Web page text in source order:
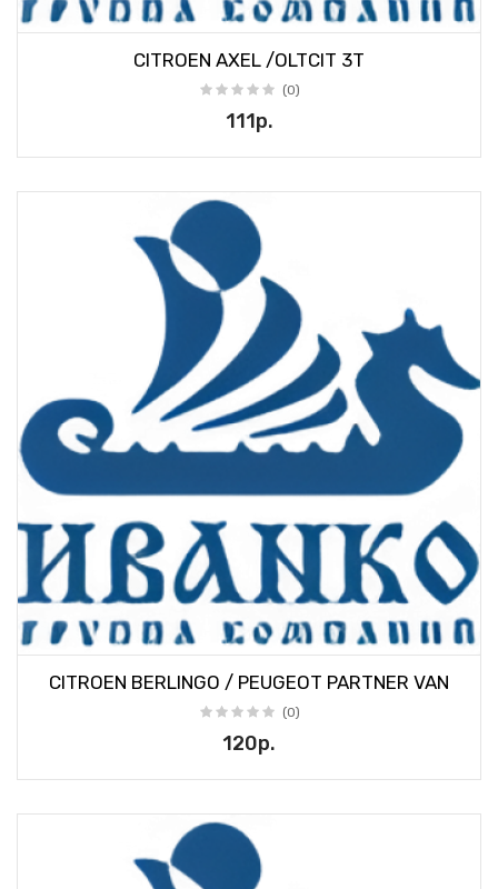
CITROEN AXEL /OLTCIT 3Т
(0)
111р.
CITROEN BERLINGO / PEUGEOT PARTNER VAN
(0)
120р.